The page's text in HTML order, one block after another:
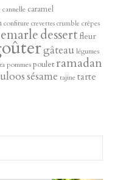
cannelle caramel
confiture crevettes crumble crêpes
dessert fleur
gâteaulégumes
pommespouletramadan
sésame tajinetarte